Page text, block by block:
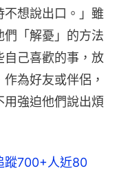
想說出口。」雖
「解憂」的方法
自己喜歡的事，放
為好友或伴侶，
強迫他們說出煩
蹤700+人近80